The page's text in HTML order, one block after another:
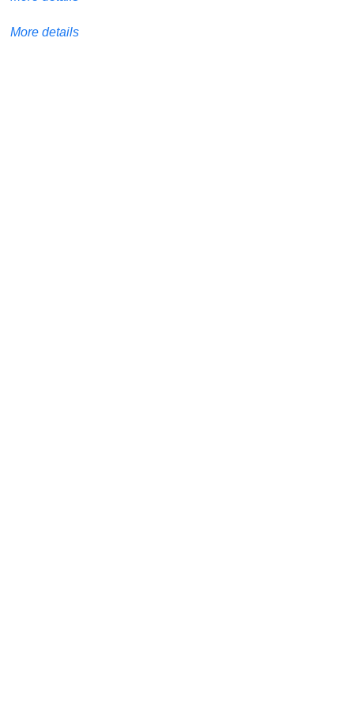
More details